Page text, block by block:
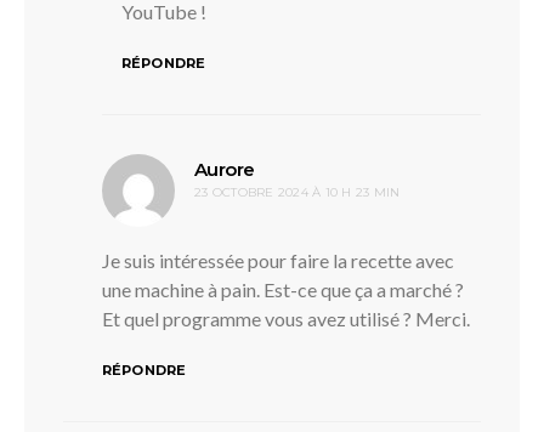
YouTube !
RÉPONDRE
Aurore
23 OCTOBRE 2024 À 10 H 23 MIN
Je suis intéressée pour faire la recette avec
une machine à pain. Est-ce que ça a marché ?
Et quel programme vous avez utilisé ? Merci.
RÉPONDRE